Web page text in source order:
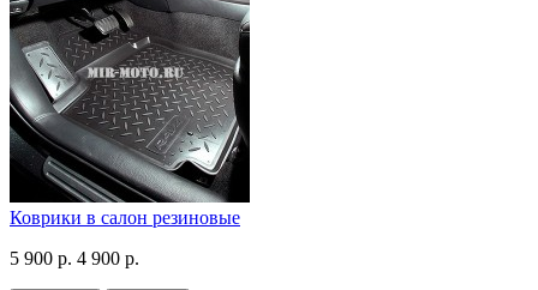
Коврики в салон резиновые
5 900 р. 4 900 р.